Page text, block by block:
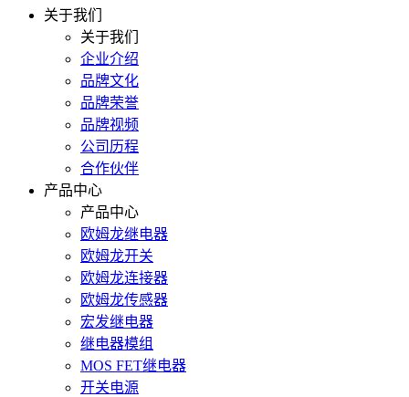
关于我们
关于我们
企业介绍
品牌文化
品牌荣誉
品牌视频
公司历程
合作伙伴
产品中心
产品中心
欧姆龙继电器
欧姆龙开关
欧姆龙连接器
欧姆龙传感器
宏发继电器
继电器模组
MOS FET继电器
开关电源